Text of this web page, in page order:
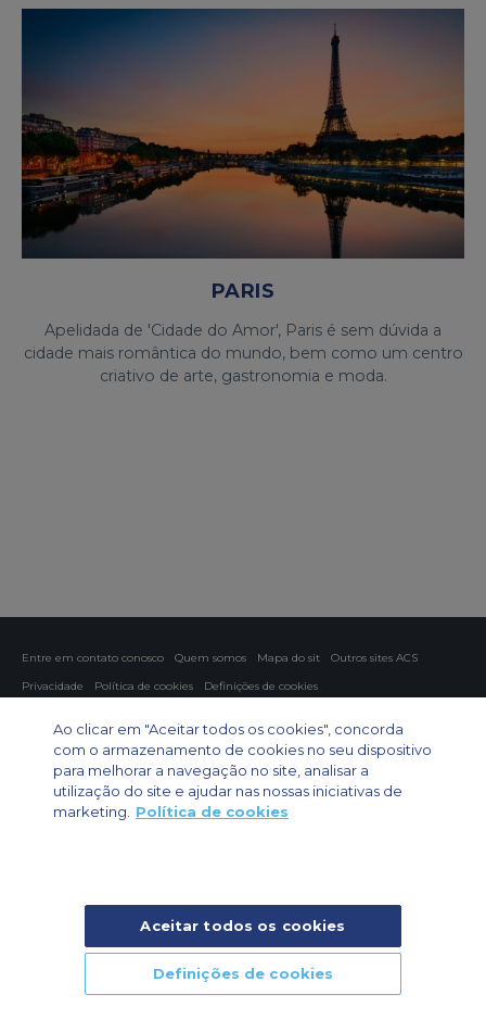
PARIS
Apelidada de 'Cidade do Amor', Paris é sem dúvida a
cidade mais romântica do mundo, bem como um centro
criativo de arte, gastronomia e moda.
Entre em contato conosco Quem somos Mapa do sit
Outros sites ACS
Privacidade
Política de cookies
Definições de cookies
Guia de aeronaves
Private Charter App
© 2026 Air Charter Service | Rua Funchal, 411 5 andar sala 13, Vila
Olimpia, Sao Paulo-SP Brasil, CEP 04551-060, Brazil, South America |
Chárter Privado +55 1135860500 | Chárter de Carga +55 1140821150 |
Chárter para Grupos +55 1140821140
Ao clicar em "Aceitar todos os cookies", concorda
com o armazenamento de cookies no seu dispositivo
para melhorar a navegação no site, analisar a
utilização do site e ajudar nas nossas iniciativas de
marketing.
Política de cookies
Aceitar todos os cookies
Definições de cookies